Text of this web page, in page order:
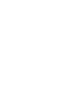
DE NERATAT